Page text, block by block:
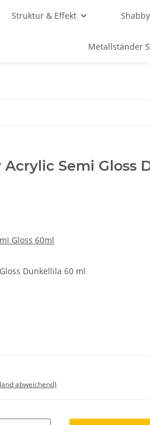
Struktur & Effekt
Metallständer
Semi Gloss
Gloss 60ml
Dunkellila 60 ml
abweichend)